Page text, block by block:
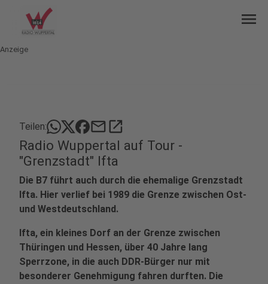
menu
Anzeige
Teilen: mailopen_in_new
Radio Wuppertal auf Tour -
"Grenzstadt" Ifta
Die B7 führt auch durch die ehemalige Grenzstadt
Ifta. Hier verlief bei 1989 die Grenze zwischen Ost-
und Westdeutschland.
Ifta, ein kleines Dorf an der Grenze zwischen
Thüringen und Hessen, über 40 Jahre lang
Sperrzone, in die auch DDR-Bürger nur mit
besonderer Genehmigung fahren durften. Die